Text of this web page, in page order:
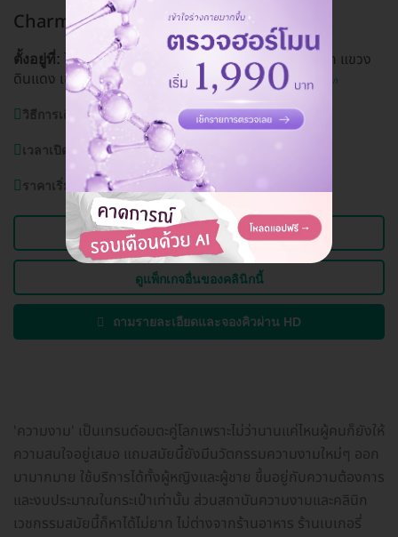
Charmer Clinic สาขารัชดา รัชดา
ตั้งอยู่ที่: โครงการ The Wiz 1 เลขที่ 257/5 ถ. รัชดาภิเษก แขวง
ดินแดง เขตดินแดง กรุงเทพมหานคร 10400
ดูแผนที่คลินิก
วิธีการเดินทาง:MRT รัชดาภิเษก
เวลาเปิดบริการ:วันจันทร์ - วันอาทิตย์ 12.00-20.00 น.
ราคาเริ่มต้นที่2,000 บาท
ดูข้อมูลคลินิก
ดูแพ็กเกจอื่นของคลินิกนี้
ถามรายละเอียดและจองคิวผ่าน HD
'ความงาม' เป็นเทรนด์อมตะคู่โลกเพราะไม่ว่านานแค่ไหนผู้คนก็ยังให้
ความสนใจอยู่เสมอ แถมสมัยนี้ยังมีนวัตกรรมความงามใหม่ๆ ออก
มามากมาย ใช้บริการได้ทั้งผู้หญิงและผู้ชาย ขึ้นอยู่กับความต้องการ
และงบประมาณในกระเป๋าเท่านั้น ส่วนสถาบันความงามและคลินิก
เวชกรรมสมัยนี้ก็หาได้ไม่ยาก ไม่ต่างจากร้านอาหาร ร้านเบเกอรี่